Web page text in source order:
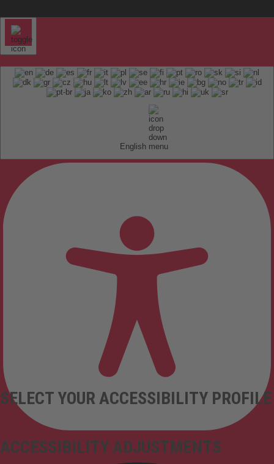
English
ACCESSIBILITY ADJUSTMENTS
SELECT YOUR ACCESSIBILITY PROFILE